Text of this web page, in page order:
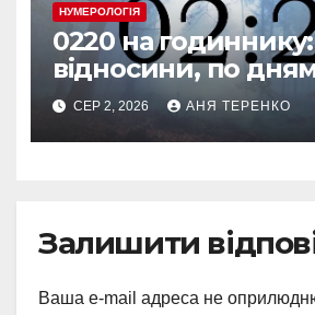
НУМЕРОЛОГІЯ
0220 на
відносини, по
СЕР 2, 2026 АНЯ ТЕРЕНКО
Залишити
Ваша e-mail адреса не